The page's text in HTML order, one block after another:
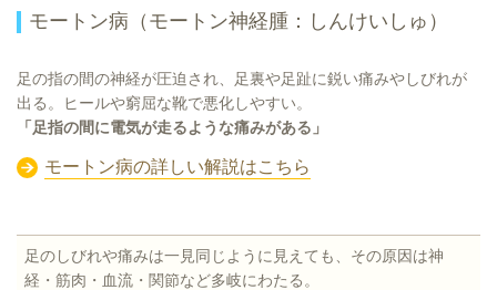
モートン病（モートン神経腫：しんけいしゅ）
足の指の間の神経が圧迫され、足裏や足趾に鋭い痛みやしびれが
出る。ヒールや窮屈な靴で悪化しやすい。
「足指の間に電気が走るような痛みがある」
モートン病の詳しい解説はこちら
足のしびれや痛みは一見同じように見えても、その原因は神
経・筋肉・血流・関節など多岐にわたる。